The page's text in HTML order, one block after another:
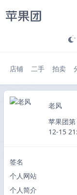
店铺 二手 拍卖
老风
苹果团
12-15
签名
个人网站
个人简介